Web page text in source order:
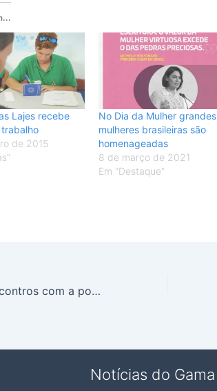
Lajes recebe
de 2015
No Dia da Mulher grandes
mulheres brasileiras são
homenageadas
8 de março de 2021
Em "Destaque"
PSB realiza encontros com a população para elaborar programa de governo
Notícias do Gama